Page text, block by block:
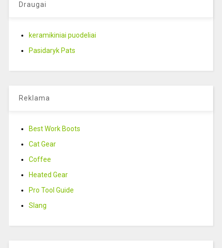
Draugai
keramikiniai puodeliai
Pasidaryk Pats
Reklama
Best Work Boots
Cat Gear
Coffee
Heated Gear
Pro Tool Guide
Slang